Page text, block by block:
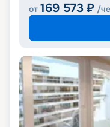
от 169 573 ₽ /